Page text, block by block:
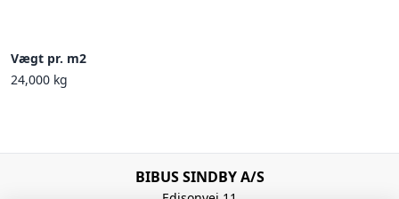
Vægt pr. m2
24,000 kg
BIBUS SINDBY A/S